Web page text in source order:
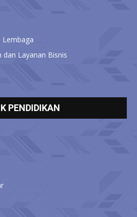
Lembaga
Layanan Bisnis
PENDIDIKAN